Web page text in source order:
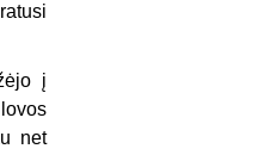
į
net